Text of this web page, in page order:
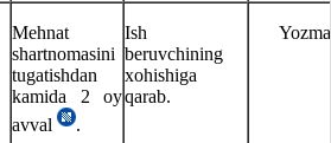
Mehnat
shartnomasini
tugatishdan
kamida 2 oy
avval
.
Ish
beruvchining
хohishiga
qarab.
Yozma